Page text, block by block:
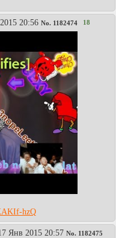
20:56 No. 1182474 18
hzQ
Янв 2015 20:57 No. 1182475